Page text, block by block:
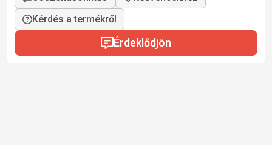
Kérdés a termékről
Érdeklődjön